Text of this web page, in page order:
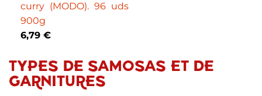
curry (MODO). 96 uds
900g
6,79 €
TYPES DE SAMOSAS ET DE
GARNITURES